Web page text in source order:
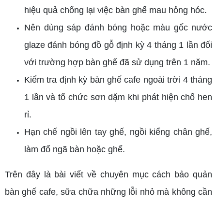
hiệu quả chống lại việc bàn ghế mau hỏng hóc.
Nên dùng sáp đánh bóng hoặc màu gốc nước
glaze đánh bóng đồ gỗ định kỳ 4 tháng 1 lần đối
với trường hợp bàn ghế đã sử dụng trên 1 năm.
Kiểm tra định kỳ bàn ghế cafe ngoài trời 4 tháng
1 lần và tổ chức sơn dặm khi phát hiện chổ hen
rỉ.
Hạn chế ngồi lên tay ghế, ngồi kiểng chân ghế,
làm đổ ngã bàn hoặc ghế.
Trên đây là bài viết về chuyên mục cách bảo quản
bàn ghế cafe, sữa chữa những lỗi nhỏ mà không cần